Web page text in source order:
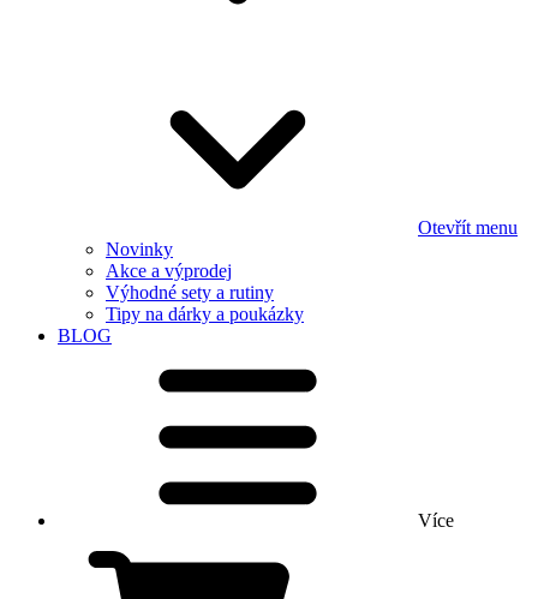
Otevřít menu
Novinky
Akce a výprodej
Výhodné sety a rutiny
Tipy na dárky a poukázky
BLOG
Více